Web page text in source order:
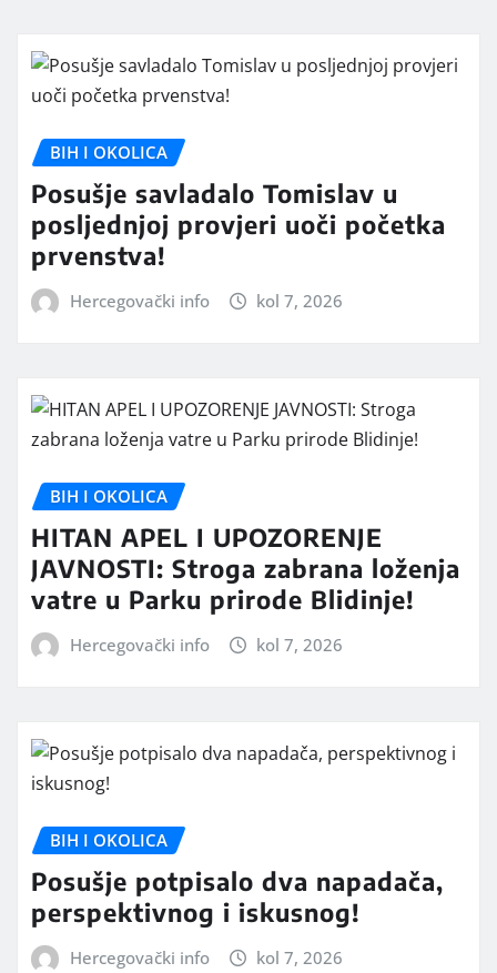
BIH I OKOLICA
Posušje savladalo Tomislav u
posljednjoj provjeri uoči početka
prvenstva!
Hercegovački info kol 7, 2026
BIH I OKOLICA
HITAN APEL I UPOZORENJE
JAVNOSTI: Stroga zabrana loženja
vatre u Parku prirode Blidinje!
Hercegovački info kol 7, 2026
BIH I OKOLICA
Posušje potpisalo dva napadača,
perspektivnog i iskusnog!
Hercegovački info kol 7, 2026